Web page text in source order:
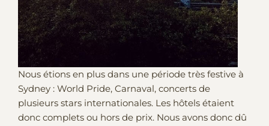
Nous étions en plus dans une période très festive à
Sydney : World Pride, Carnaval, concerts de
plusieurs stars internationales. Les hôtels étaient
donc complets ou hors de prix. Nous avons donc dû